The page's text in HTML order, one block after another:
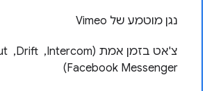
נגן מוטמע של Vimeo
Facebook Messenger)